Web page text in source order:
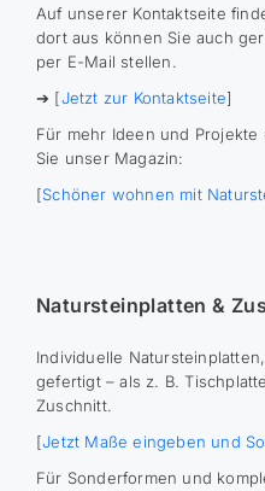
Auf unserer Kontaktseite
dort aus können Sie auch
per E-Mail stellen.
➔ [Jetzt zur Kontaktseite]
Für mehr Ideen und
Sie unser Magazin:
[Schöner wohnen mit
Natursteinplatten &
Individuelle
gefertigt – als z. B.
Zuschnitt.
[Jetzt Maße eingeben und
Für Sonderformen und